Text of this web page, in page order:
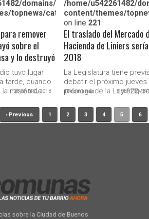
domains/15comunas.com.ar/
topnews/category.php
remover
sobre el
y lo destruyó
tuvo lugar
tarde, cuando
la misión de
28 ENERO, 2018
/home/u542261482/
content/themes/
on line 221
El traslado del Mercado
Hacienda de Liniers
2018
La Legislatura tiene
debatir el próximo jueves
prórroga de la Ley 622,
15comunas 5
‹ Previous 1 2 3 4 5 6
sobre la Ciudad de Buenos